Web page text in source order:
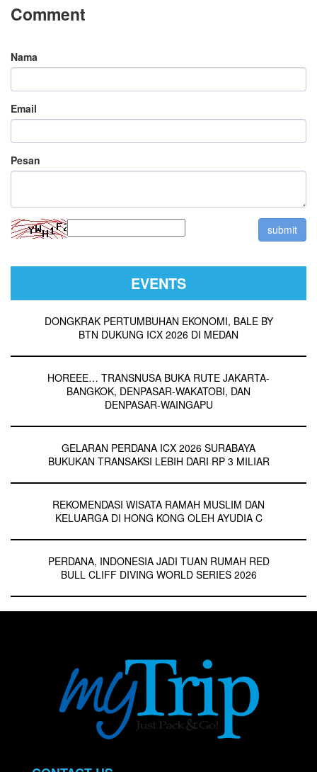
Comment
Nama
Email
Pesan
EVENTS
DONGKRAK PERTUMBUHAN EKONOMI, BALE BY
BTN DUKUNG ICX 2026 DI MEDAN
HOREEE… TRANSNUSA BUKA RUTE JAKARTA-
BANGKOK, DENPASAR-WAKATOBI, DAN
DENPASAR-WAINGAPU
GELARAN PERDANA ICX 2026 SURABAYA
BUKUKAN TRANSAKSI LEBIH DARI RP 3 MILIAR
REKOMENDASI WISATA RAMAH MUSLIM DAN
KELUARGA DI HONG KONG OLEH AYUDIA C
PERDANA, INDONESIA JADI TUAN RUMAH RED
BULL CLIFF DIVING WORLD SERIES 2026